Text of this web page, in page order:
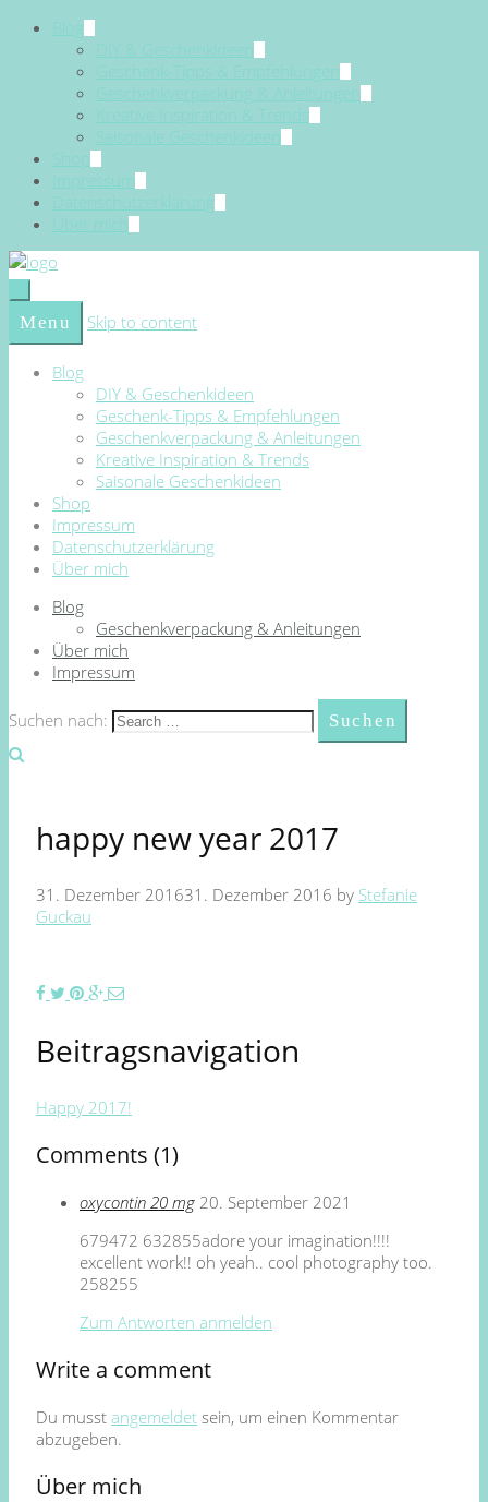
Blog
DIY & Geschenkideen
Geschenk-Tipps & Empfehlungen
Geschenkverpackung & Anleitungen
Kreative Inspiration & Trends
Saisonale Geschenkideen
Shop
Impressum
Datenschutzerklärung
Über mich
Menu Skip to content
Blog
DIY & Geschenkideen
Geschenk-Tipps & Empfehlungen
Geschenkverpackung & Anleitungen
Kreative Inspiration & Trends
Saisonale Geschenkideen
Shop
Impressum
Datenschutzerklärung
Über mich
Blog
Geschenkverpackung & Anleitungen
Über mich
Impressum
Suchen nach:
happy new year 2017
31. Dezember 201631. Dezember 2016 by Stefanie
Guckau
Beitragsnavigation
Happy 2017!
Comments (1)
oxycontin 20 mg 20. September 2021
679472 632855adore your imagination!!!!
excellent work!! oh yeah.. cool photography too.
258255
Zum Antworten anmelden
Write a comment
Du musst angemeldet sein, um einen Kommentar
abzugeben.
Über mich